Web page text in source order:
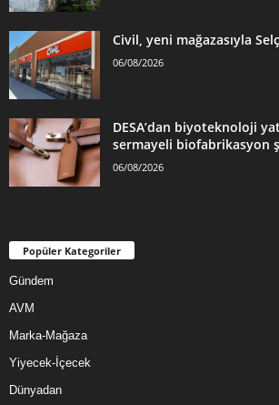
Civil, yeni mağazasıyla
06/08/2026
DESA’dan biyoteknoloji
sermayeli biofabrikasyon
06/08/2026
Popüler Kategoriler
Gündem
AVM
Marka-Mağaza
Yiyecek-İçecek
Dünyadan